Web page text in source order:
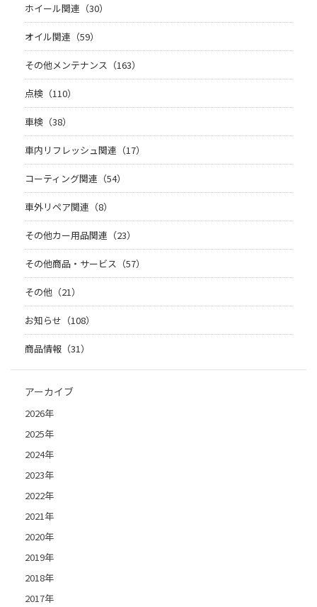
ホイール関連（30）
オイル関連（59）
その他メンテナンス（163）
点検（110）
車検（38）
車内リフレッシュ関連（17）
コーティング関連（54）
車外リペア関連（8）
その他カー用品関連（23）
その他商品・サービス（57）
その他（21）
お知らせ（108）
商品情報（31）
アーカイブ
2026年
2025年
2024年
2023年
2022年
2021年
2020年
2019年
2018年
2017年